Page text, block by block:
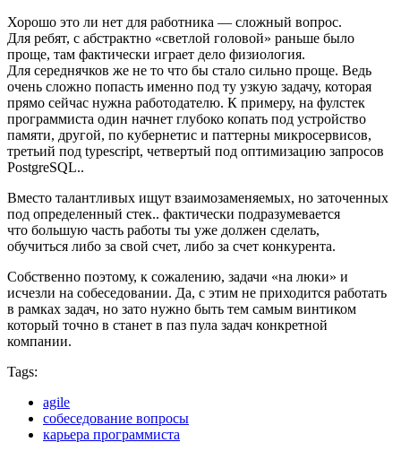
Хорошо это ли нет для работника — сложный вопрос.
Для ребят, с абстрактно «светлой головой» раньше было
проще, там фактически играет дело физиология.
Для середнячков же не то что бы стало сильно проще. Ведь
очень сложно попасть именно под ту узкую задачу, которая
прямо сейчас нужна работодателю. К примеру, на фулстек
программиста один начнет глубоко копать под устройство
памяти, другой, по кубернетис и паттерны микросервисов,
третьий под typescript, четвертый под оптимизацию запросов
PostgreSQL..
Вместо талантливых ищут взаимозаменяемых, но заточенных
под определенный стек.. фактически подразумевается
что большую часть работы ты уже должен сделать,
обучиться либо за свой счет, либо за счет конкурента.
Собственно поэтому, к сожалению, задачи «на люки» и
исчезли на собеседовании. Да, с этим не приходится работать
в рамках задач, но зато нужно быть тем самым винтиком
который точно в станет в паз пула задач конкретной
компании.
Tags:
agile
собеседование вопросы
карьера программиста